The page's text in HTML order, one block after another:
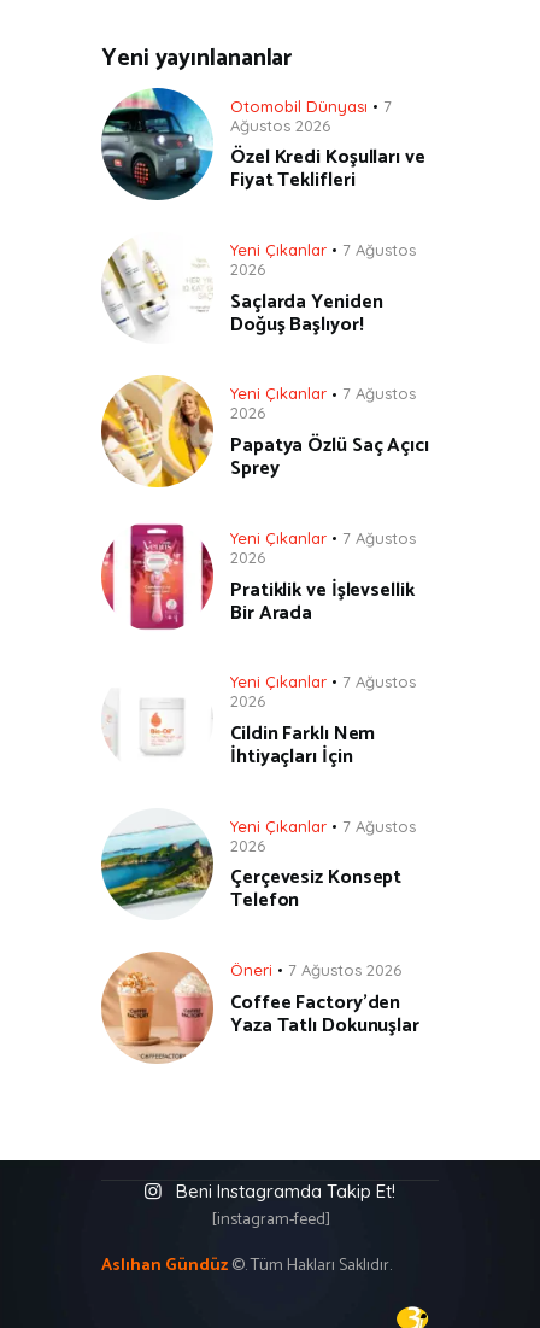
Yeni yayınlananlar
Otomobil Dünyası
7
Ağustos 2026
Özel Kredi Koşulları ve
Fiyat Teklifleri
Yeni Çıkanlar
7 Ağustos
2026
Saçlarda Yeniden
Doğuş Başlıyor!
Yeni Çıkanlar
7 Ağustos
2026
Papatya Özlü Saç Açıcı
Sprey
Yeni Çıkanlar
7 Ağustos
2026
Pratiklik ve İşlevsellik
Bir Arada
Yeni Çıkanlar
7 Ağustos
2026
Cildin Farklı Nem
İhtiyaçları İçin
Yeni Çıkanlar
7 Ağustos
2026
Çerçevesiz Konsept
Telefon
Öneri 7 Ağustos 2026
Coffee Factory’den
Yaza Tatlı Dokunuşlar
Beni Instagramda Takip Et!
[instagram-feed]
Aslıhan Gündüz©. Tüm Hakları Saklıdır.